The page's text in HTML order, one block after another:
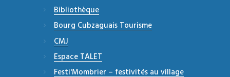
Bibliothèque
Bourg Cubzaguais Tourisme
CMJ
Espace TALET
Festi'Mombrier – festivités au village